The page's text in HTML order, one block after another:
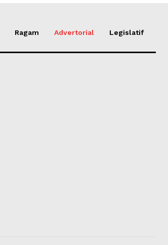
Ragam Advertorial Legislatif